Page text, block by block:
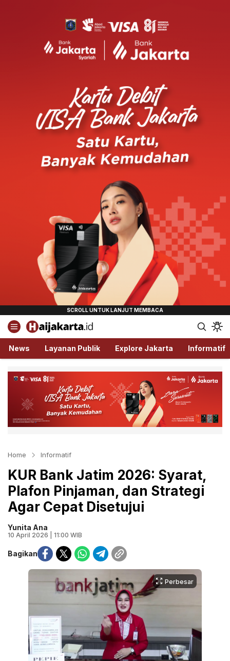
Haijakarta.id
Semua Tentang Jakarta Ada Disini!
News Layanan Publik Explore Jakarta Informatif
Home Informatif
KUR Bank Jatim 2026: Syarat,
Plafon Pinjaman, dan Strategi
Agar Cepat Disetujui
Yunita Ana
10 April 2026 | 11:00 WIB
Bagikan
Perbesar